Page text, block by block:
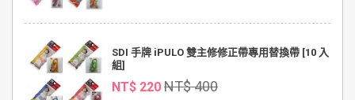
SDI 手牌 iPULO 雙主修修正帶專用替換帶 [10 入
組]
NT$ 220 NT$ 400